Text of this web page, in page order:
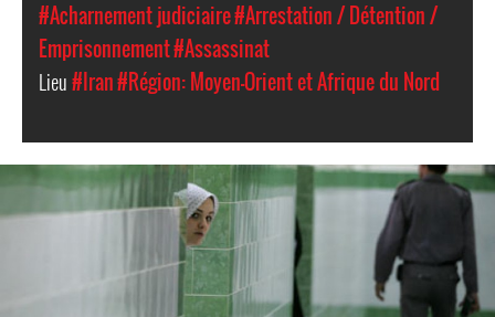
#Acharnement judiciaire#Arrestation / Détention /
Emprisonnement#Assassinat
Lieu#Iran#Région: Moyen-Orient et Afrique du Nord
iran-